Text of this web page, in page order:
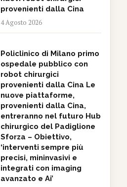
provenienti dalla Cina
4 Agosto 2026
Policlinico di Milano primo
ospedale pubblico con
robot chirurgici
provenienti dalla Cina Le
nuove piattaforme,
provenienti dalla Cina,
entreranno nel futuro Hub
chirurgico del Padiglione
Sforza – Obiettivo,
‘interventi sempre più
precisi, mininvasivi e
integrati con imaging
avanzato e Ai’